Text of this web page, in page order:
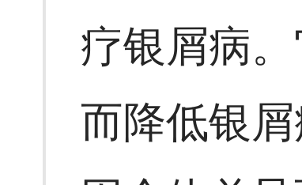
疗银屑病
而降低银